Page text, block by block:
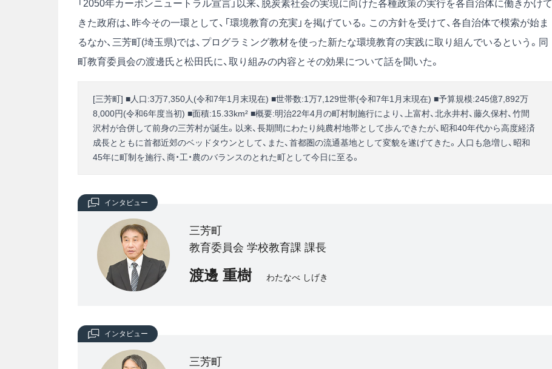
「2050年カーボンニュートラル宣言」以来、脱炭素社会の実現に向けた各種政策の実行を各自治体に働きかけて
きた政府は、昨今その一環として、「環境教育の充実」を掲げている。この方針を受けて、各自治体で模索が始ま
るなか、三芳町(埼玉県)では、プログラミング教材を使った新たな環境教育の実践に取り組んでいるという。同
町教育委員会の渡邊氏と松田氏に、取り組みの内容とその効果について話を聞いた。
[三芳町] ■人口:3万7,350人(令和7年1月末現在) ■世帯数:1万7,129世帯(令和7年1月末現在) ■予算規模:245億7,892万
8,000円(令和6年度当初) ■面積:15.33km² ■概要:明治22年4月の町村制施行により、上富村、北永井村、藤久保村、竹間
沢村が合併して前身の三芳村が誕生。以来、長期間にわたり純農村地帯として歩んできたが、昭和40年代から高度経済
成長とともに首都近郊のベッドタウンとして、また、首都圏の流通基地として変貌を遂げてきた。人口も急増し、昭和
45年に町制を施行、商・工・農のバランスのとれた町として今日に至る。
インタビュー
三芳町
教育委員会 学校教育課 課長
渡邊 重樹 わたなべ しげき
インタビュー
三芳町